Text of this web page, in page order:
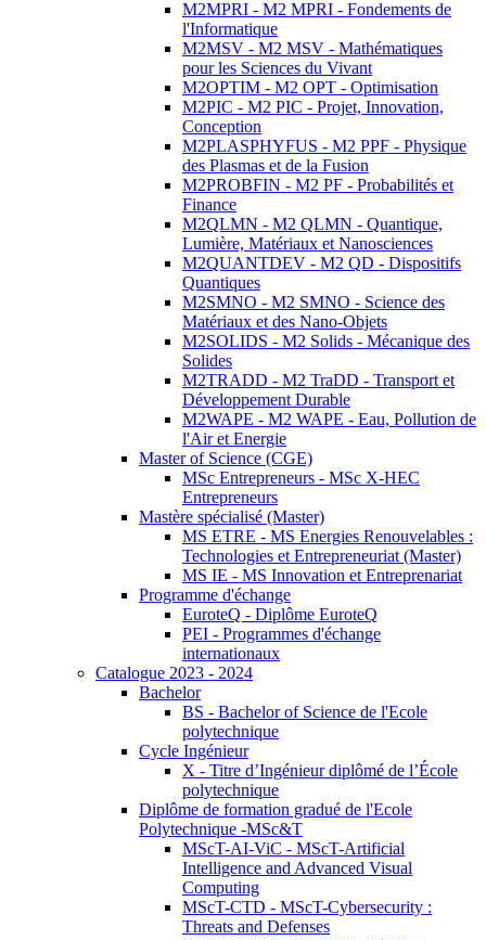
M2MPRI - M2 MPRI - Fondements de
l'Informatique
M2MSV - M2 MSV - Mathématiques
pour les Sciences du Vivant
M2OPTIM - M2 OPT - Optimisation
M2PIC - M2 PIC - Projet, Innovation,
Conception
M2PLASPHYFUS - M2 PPF - Physique
des Plasmas et de la Fusion
M2PROBFIN - M2 PF - Probabilités et
Finance
M2QLMN - M2 QLMN - Quantique,
Lumière, Matériaux et Nanosciences
M2QUANTDEV - M2 QD - Dispositifs
Quantiques
M2SMNO - M2 SMNO - Science des
Matériaux et des Nano-Objets
M2SOLIDS - M2 Solids - Mécanique des
Solides
M2TRADD - M2 TraDD - Transport et
Développement Durable
M2WAPE - M2 WAPE - Eau, Pollution de
l'Air et Energie
Master of Science (CGE)
MSc Entrepreneurs - MSc X-HEC
Entrepreneurs
Mastère spécialisé (Master)
MS ETRE - MS Energies Renouvelables :
Technologies et Entrepreneuriat (Master)
MS IE - MS Innovation et Entreprenariat
Programme d'échange
EuroteQ - Diplôme EuroteQ
PEI - Programmes d'échange
internationaux
Catalogue 2023 - 2024
Bachelor
BS - Bachelor of Science de l'Ecole
polytechnique
Cycle Ingénieur
X - Titre d’Ingénieur diplômé de l’École
polytechnique
Diplôme de formation gradué de l'Ecole
Polytechnique -MSc&T
MScT-AI-ViC - MScT-Artificial
Intelligence and Advanced Visual
Computing
MScT-CTD - MScT-Cybersecurity :
Threats and Defenses